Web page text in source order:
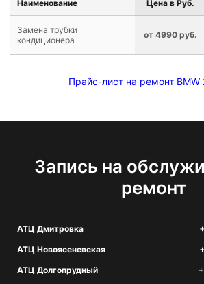
Наименование Цена в Руб.
Замена трубки
кондиционера
от 4990 руб.
Прайс-лист на ремонт BMW
Запись на
ремонт
АТЦ Дмитровка
АТЦ Новоясеневская
АТЦ Долгопрудный